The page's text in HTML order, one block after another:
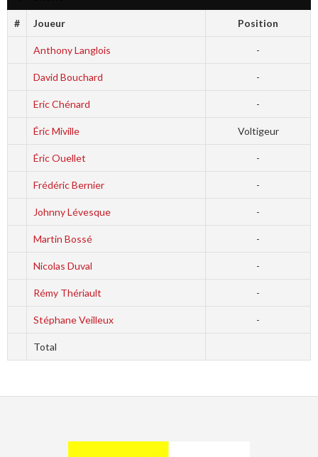
# Joueur Position
Anthony Langlois -
David Bouchard -
Eric Chénard -
Éric Miville Voltigeur
Éric Ouellet -
Frédéric Bernier -
Johnny Lévesque -
Martin Bossé -
Nicolas Duval -
Rémy Thériault -
Stéphane Veilleux -
Total